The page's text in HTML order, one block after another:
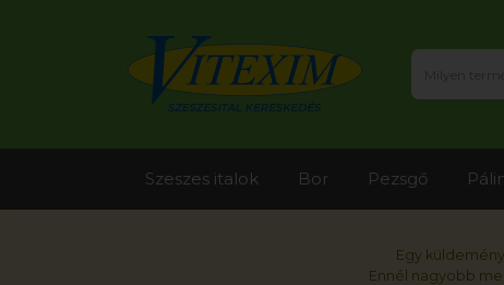
Egy
Ennél nagyobb
Szeszes italok Bor Pezsgő